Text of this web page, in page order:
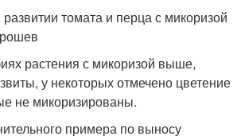
томата и перца с микоризой
растения с микоризой выше,
у некоторых отмечено цветение
не микоризированы.
примера по выносу